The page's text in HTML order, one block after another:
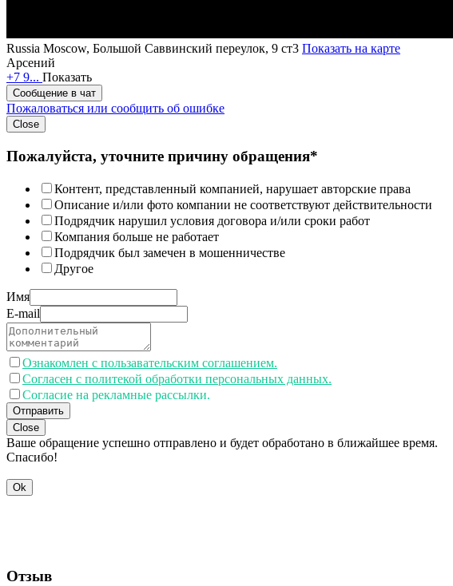
Russia Moscow, Большой Саввинский переулок, 9 ст3 Показать на карте
Арсений
+7 9... Показать
Сообщение в чат
Пожаловаться или сообщить об ошибке
Close
Пожалуйста, уточните причину обращения*
Контент, представленный компанией, нарушает авторские права
Описание и/или фото компании не соответствуют действительности
Подрядчик нарушил условия договора и/или сроки работ
Компания больше не работает
Подрядчик был замечен в мошенничестве
Другое
Имя
E-mail
Ознакомлен с пользавательским соглашением.
Согласен с политекой обработки персональных данных.
Согласие на рекламные рассылки.
Отправить
Close
Ваше обращение успешно отправлено и будет обработано в ближайшее время.
Спасибо!
Ok
Отзыв